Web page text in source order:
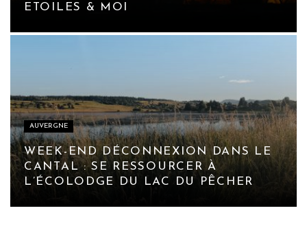
ETOILES & MOI
AUVERGNE
WEEK-END DÉCONNEXION DANS LE
CANTAL : SE RESSOURCER À
L’ÉCOLODGE DU LAC DU PÊCHER